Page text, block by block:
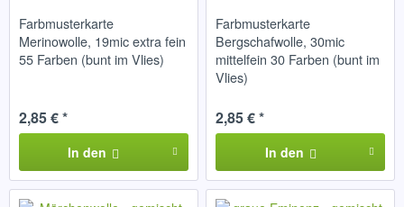
Farbmusterkarte
Merinowolle, 19mic extra fein
55 Farben (bunt im Vlies)
2,85 € *
In den
Farbmusterkarte
Bergschafwolle, 30mic
mittelfein 30 Farben (bunt im
Vlies)
2,85 € *
In den